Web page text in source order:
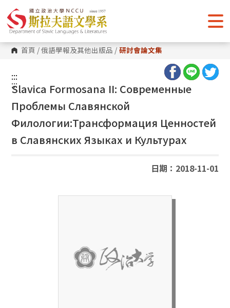
到
主
要
內
容
區 首頁 /俄語學報及其他出版品 / 研討會論文集
:::
:::
Slavica Formosana II: Современные
Проблемы Славянской
Филологии:Трансформация Ценностей
в Славянских Языках и Культурах
日期：2018-11-01